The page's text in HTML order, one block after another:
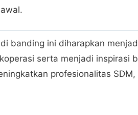
banding ini diharapkan
serta menjadi inspirasi
profesionalitas